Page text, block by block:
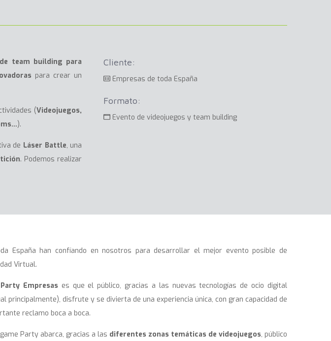
team building para
para crear un
(Videojuegos,
).
de Láser Battle, una
. Podemos realizar
Cliente:
Empresas de toda España
Formato:
Evento de videojuegos y team building
España han confíando en nosotros para desarrollar el mejor evento posible de
Virtual.
Empresas es que el público, gracias a las nuevas tecnologías de ocio digital
principalmente), disfrute y se divierta de una experiencia única, con gran capacidad de
reclamo boca a boca.
Party abarca, gracias a las diferentes zonas temáticas de videojuegos, público